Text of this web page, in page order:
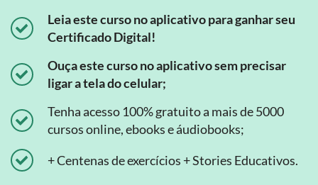
Leia este curso no aplicativo para ganhar seu
Certificado Digital!
Ouça este curso no aplicativo sem precisar
ligar a tela do celular;
Tenha acesso 100% gratuito a mais de 5000
cursos online, ebooks e áudiobooks;
+ Centenas de exercícios + Stories Educativos.